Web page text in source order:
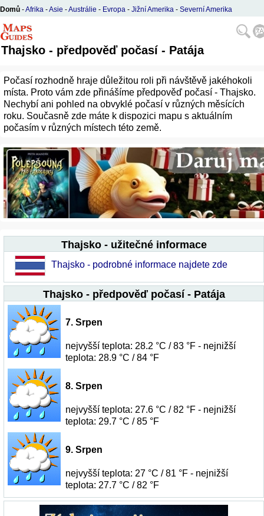
Domů -Afrika -Asie -Austrálie - Evropa - Jižní Amerika - Severní Amerika
Thajsko - předpověď počasí - Patája
Počasí rozhodně hraje důležitou roli při návštěvě jakéhokoli
místa. Proto vám zde přinášíme předpověď počasí - Thajsko.
Nechybí ani pohled na obvyklé počasí v různých měsících
roku. Současně zde máte k dispozici mapu s aktuálním
počasím v různých místech této země.
Thajsko - užitečné informace
Thajsko - podrobné informace najdete zde
Thajsko - předpověď počasí - Patája
7. Srpen
nejvyšší teplota: 28.2 °C / 83 °F - nejnižší
teplota: 28.9 °C / 84 °F
8. Srpen
nejvyšší teplota: 27.6 °C / 82 °F - nejnižší
teplota: 29.7 °C / 85 °F
9. Srpen
nejvyšší teplota: 27 °C / 81 °F - nejnižší
teplota: 27.7 °C / 82 °F